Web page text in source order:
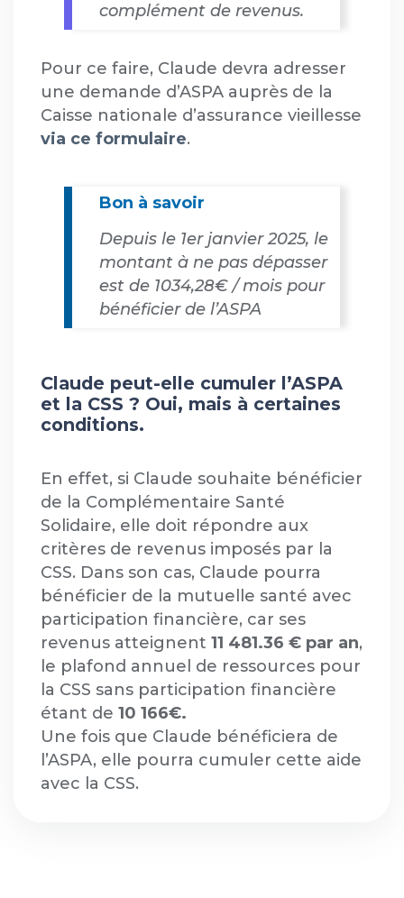
complément de revenus.
Pour ce faire, Claude devra adresser
une demande d’ASPA auprès de la
Caisse nationale d’assurance vieillesse
via ce formulaire.
Bon à savoir
Depuis le 1er janvier 2025, le
montant à ne pas dépasser
est de 1034,28€ / mois pour
bénéficier de l’ASPA
Claude peut-elle cumuler l’ASPA
et la CSS ? Oui, mais à certaines
conditions.
En effet, si Claude souhaite bénéficier
de la Complémentaire Santé
Solidaire, elle doit répondre aux
critères de revenus imposés par la
CSS. Dans son cas, Claude pourra
bénéficier de la mutuelle santé avec
participation financière, car ses
revenus atteignent 11 481.36 € par an,
le plafond annuel de ressources pour
la CSS sans participation financière
étant de 10 166€.
Une fois que Claude bénéficiera de
l’ASPA, elle pourra cumuler cette aide
avec la CSS.